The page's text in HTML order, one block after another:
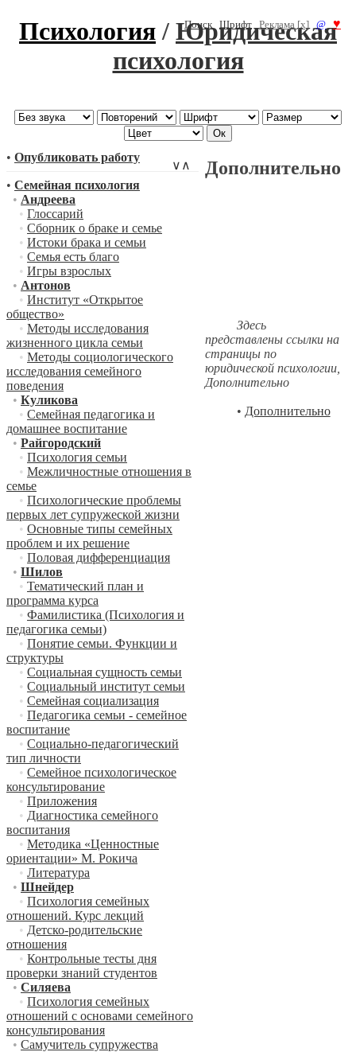
Поиск Шрифт Реклама [x] @ ♥
Психология/ Юридическая
психология
∨ ∧
• Опубликовать работу
• Семейная психология
• Андреева
• Глоссарий
• Сборник о браке и семье
• Истоки брака и семьи
• Семья есть благо
• Игры взрослых
• Антонов
• Институт «Открытое
общество»
• Методы исследования
жизненного цикла семьи
• Методы социологического
исследования семейного
поведения
• Куликова
• Семейная педагогика и
домашнее воспитание
• Райгородский
• Психология семьи
• Межличностные отношения в
семье
• Психологические проблемы
первых лет супружеской жизни
• Основные типы семейных
проблем и их решение
• Половая дифференциация
• Шилов
• Тематический план и
программа курса
• Фамилистика (Психология и
педагогика семьи)
• Понятие семьи. Функции и
структуры
• Социальная сущность семьи
• Социальный институт семьи
• Семейная социализация
• Педагогика семьи - семейное
воспитание
• Социально-педагогический
тип личности
• Семейное психологическое
консультирование
• Приложения
• Диагностика семейного
воспитания
• Методика «Ценностные
ориентации» М. Рокича
• Литература
• Шнейдер
• Психология семейных
отношений. Курс лекций
• Детско-родительские
отношения
• Контрольные тесты дня
проверки знаний студентов
• Силяева
• Психология семейных
отношений с основами семейного
консультирования
• Самучитель супружества
Дополнительно
Здесь
представлены ссылки на
страницы по
юридической психологии,
Дополнительно
• Дополнительно